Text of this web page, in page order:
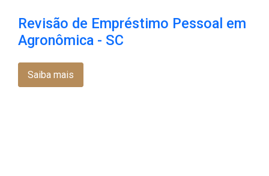
Revisão de Empréstimo Pessoal em
Agronômica - SC
Saiba mais